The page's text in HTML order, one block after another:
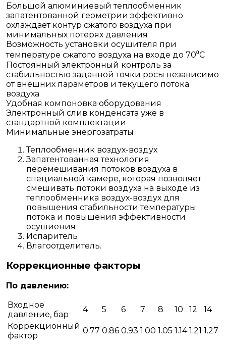
Большой алюминиевый теплообменник
запатентованной геометрии эффективно
охлаждает контур сжатого воздуха при
минимальных потерях давления
Возможность установки осушителя при
температуре сжатого воздуха на входе до 70⁰С
Постоянный электронный контроль за
стабильностью заданной точки росы независимо
от внешних параметров и текущего потока
воздуха
Удобная компоновка оборудования
Электронный слив конденсата уже в
стандартной комплектации
Минимальные энергозатраты
Теплообменник воздух-воздух
Запатентованная технология
перемешивания потоков воздуха в
специальной камере, которая позволяет
смешивать потоки воздуха на выходе из
теплообменника воздух-воздух для
повышения стабильности температуры
потока и повышения эффективности
осушиения
Испаритель
Влагоотделитель.
Коррекционные факторы
По давлению:
Входное
давление, бар
4 5 6 7 8 10 12
14
Коррекционный
фактор
0.77 0.86 0.93 1.00 1.05 1.14 1.21 1.27